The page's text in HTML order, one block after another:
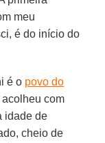
meu
é do início do
é o povo do
com
idade de
cheio de